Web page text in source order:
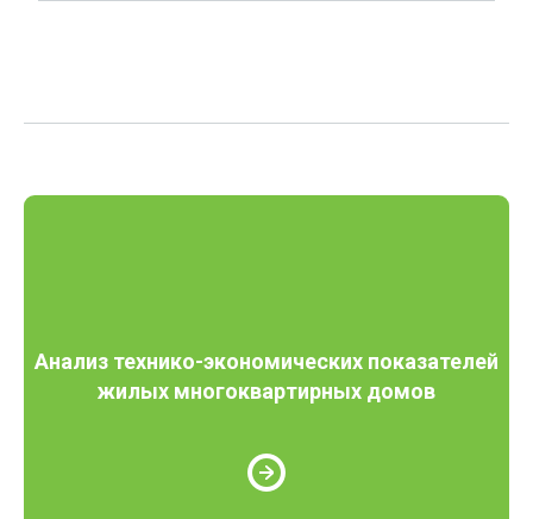
Анализ технико-экономических показателей
жилых многоквартирных домов